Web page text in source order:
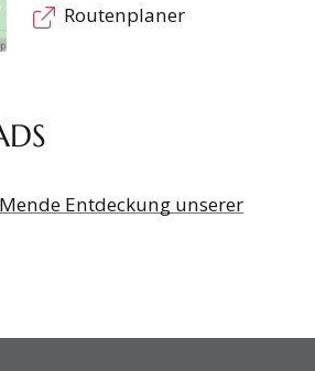
Routenplaner
Entdeckung unserer